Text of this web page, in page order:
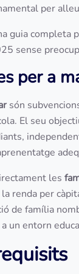
per
guia completa
sense
per a
són
El seu
les
renda per
de família
un entorn